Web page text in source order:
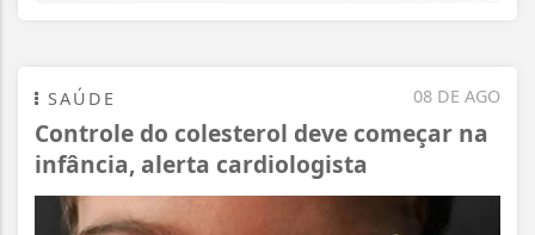
08 DE AGO
SAÚDE
Controle do colesterol deve começar na
infância, alerta cardiologista